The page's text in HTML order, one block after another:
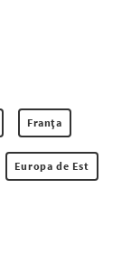
Franţa
Europa de Est